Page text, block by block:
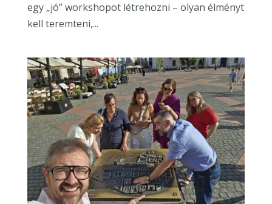
egy „jó” workshopot létrehozni – olyan élményt
kell teremteni,...